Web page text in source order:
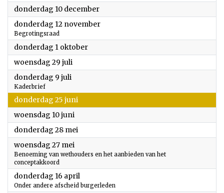
donderdag 10 december2026
donderdag 12 november2026
Begrotingsraad
donderdag 1 oktober2026
woensdag 29 juli
donderdag 9 juli
Kaderbrief
donderdag 25 juni
woensdag 10 juni
donderdag 28 mei
woensdag 27 mei
Benoeming van wethouders en het aanbieden van het
conceptakkoord
donderdag 16 april
Onder andere afscheid burgerleden